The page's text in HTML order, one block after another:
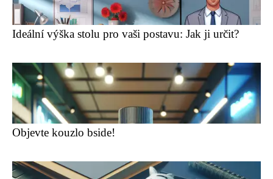
Ideální výška stolu pro vaši postavu: Jak ji určit?
Objevte kouzlo bside!